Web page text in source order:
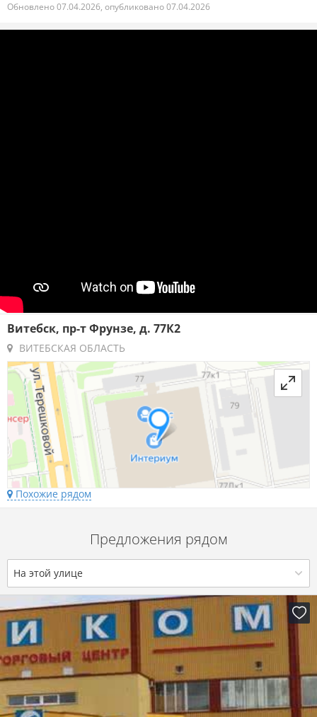
Обновлено 07.04.2026, опубликовано 07.04.2026
Витебск, пр-т Фрунзе, д. 77К2
ВИТЕБСКАЯ ОБЛАСТЬ
Похожие рядом
Предложения рядом
На этой улице